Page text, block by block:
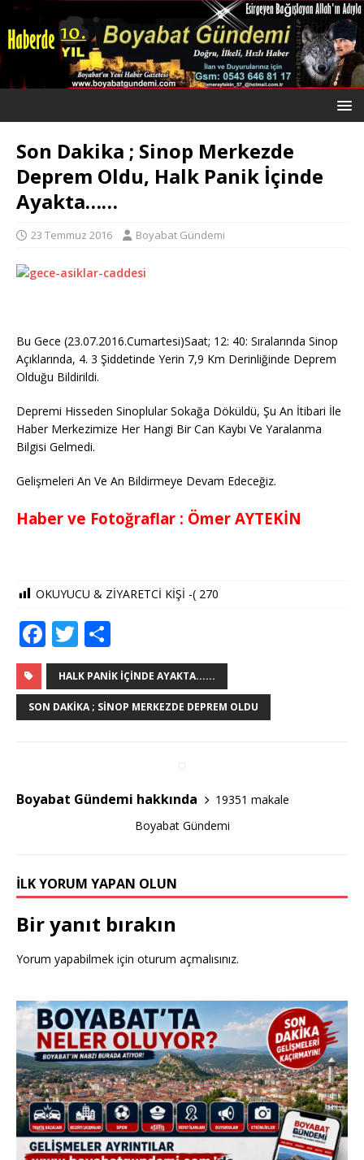
Son Dakika ; Sinop Merkezde
Deprem Oldu, Halk Panik İçinde
Ayakta……
23 Temmuz 2016 Boyabat Gündemi
Bu Gece (23.07.2016.Cumartesi)Saat; 12: 40: Sıralarında Sinop
Açıklarında, 4. 3 Şiddetinde Yerin 7,9 Km Derinliğinde Deprem
Olduğu Bildirildi.
Depremi Hisseden Sinoplular Sokağa Döküldü, Şu An İtibari İle
Haber Merkezimize Her Hangi Bir Can Kaybı Ve Yaralanma
Bilgisi Gelmedi.
Gelişmeleri An Ve An Bildirmeye Devam Edeceğiz.
Haber ve Fotoğraflar : Ömer AYTEKİN
OKUYUCU & ZİYARETCİ KİŞİ -( 270
F
a
c
e
o
k
T
w
it
te
h
ar
e
HALK PANIK İÇINDE AYAKTA......
SON DAKIKA ; SINOP MERKEZDE DEPREM OLDU
Boyabat Gündemi hakkında
19351 makale
Boyabat Gündemi
İLK YORUM YAPAN OLUN
Bir yanıt bırakın
Yorum yapabilmek için oturum açmalısınız.